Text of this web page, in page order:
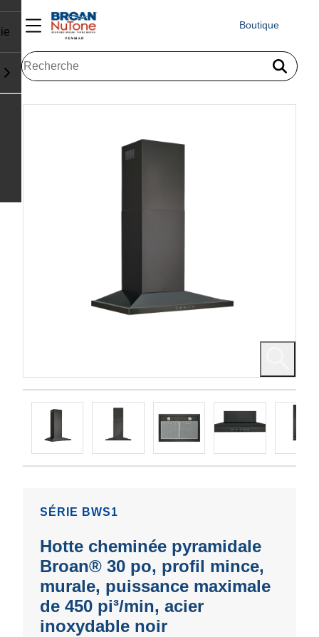
Boutique
SÉRIE BWS1
Hotte cheminée pyramidale
Broan® 30 po, profil mince,
murale, puissance maximale
de 450 pi³/min, acier
inoxydable noir